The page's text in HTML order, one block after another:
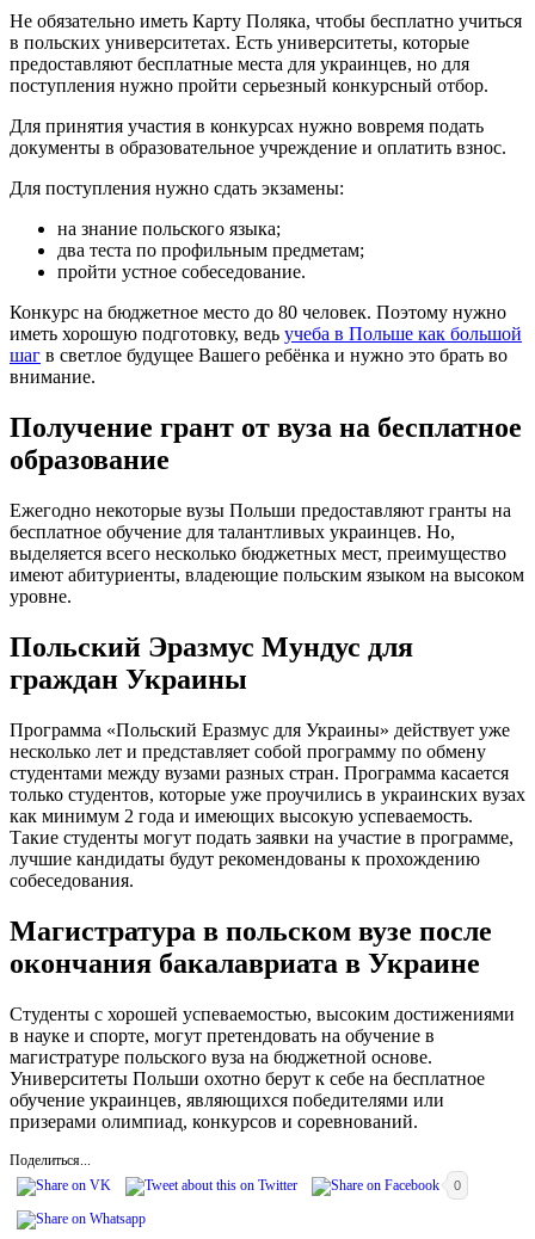
Не обязательно иметь Карту Поляка, чтобы бесплатно учиться
в польских университетах. Есть университеты, которые
предоставляют бесплатные места для украинцев, но для
поступления нужно пройти серьезный конкурсный отбор.
Для принятия участия в конкурсах нужно вовремя подать
документы в образовательное учреждение и оплатить взнос.
Для поступления нужно сдать экзамены:
на знание польского языка;
два теста по профильным предметам;
пройти устное собеседование.
Конкурс на бюджетное место до 80 человек. Поэтому нужно
иметь хорошую подготовку, ведь учеба в Польше как большой
шаг в светлое будущее Вашего ребёнка и нужно это брать во
внимание.
Получение грант от вуза на бесплатное
образование
Ежегодно некоторые вузы Польши предоставляют гранты на
бесплатное обучение для талантливых украинцев. Но,
выделяется всего несколько бюджетных мест, преимущество
имеют абитуриенты, владеющие польским языком на высоком
уровне.
Польский Эразмус Мундус для
граждан Украины
Программа «Польский Еразмус для Украины» действует уже
несколько лет и представляет собой программу по обмену
студентами между вузами разных стран. Программа касается
только студентов, которые уже проучились в украинских вузах
как минимум 2 года и имеющих высокую успеваемость.
Такие студенты могут подать заявки на участие в программе,
лучшие кандидаты будут рекомендованы к прохождению
собеседования.
Магистратура в польском вузе после
окончания бакалавриата в Украине
Студенты с хорошей успеваемостью, высоким достижениями
в науке и спорте, могут претендовать на обучение в
магистратуре польского вуза на бюджетной основе.
Университеты Польши охотно берут к себе на бесплатное
обучение украинцев, являющихся победителями или
призерами олимпиад, конкурсов и соревнований.
Поделиться...
0